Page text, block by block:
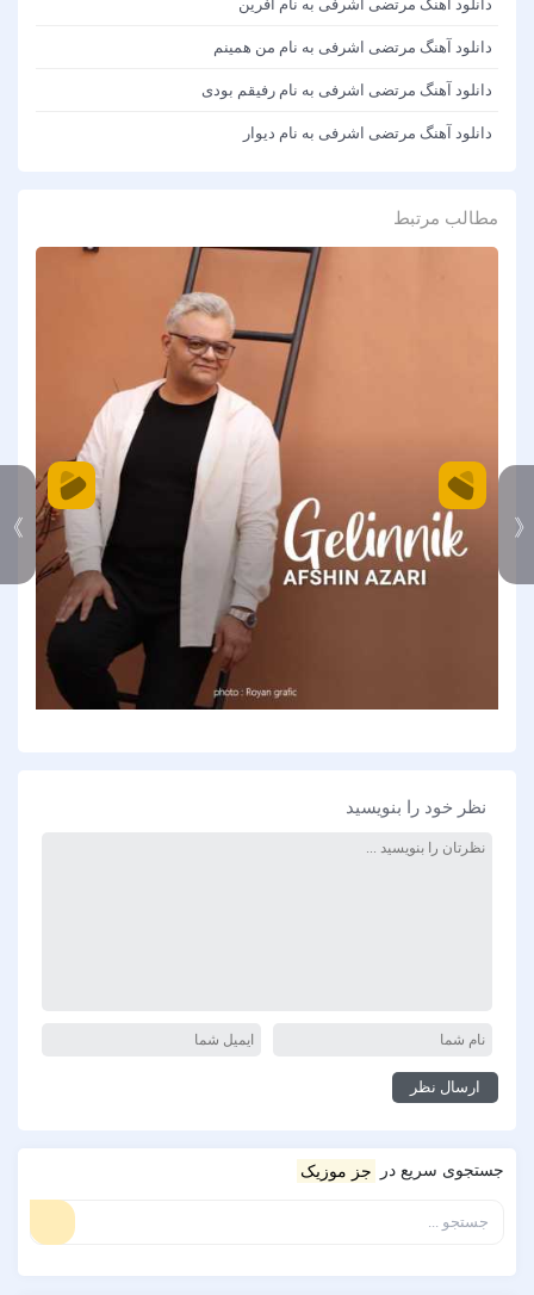
دانلود آهنگ مرتضی اشرفی به نام آفرین
دانلود آهنگ مرتضی اشرفی به نام من همینم
دانلود آهنگ مرتضی اشرفی به نام رفیقم بودی
دانلود آهنگ مرتضی اشرفی به نام دیوار
مطالب مرتبط
نظر خود را بنویسید
جستجوی سریع در جز موزیک
》